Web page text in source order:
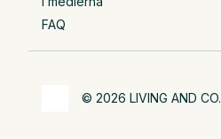
FAQ
© 2026 LIVING AND CO.